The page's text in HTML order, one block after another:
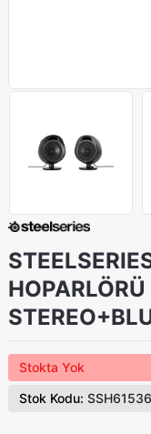
Stokta Yok
Stok Kodu: SSH61536